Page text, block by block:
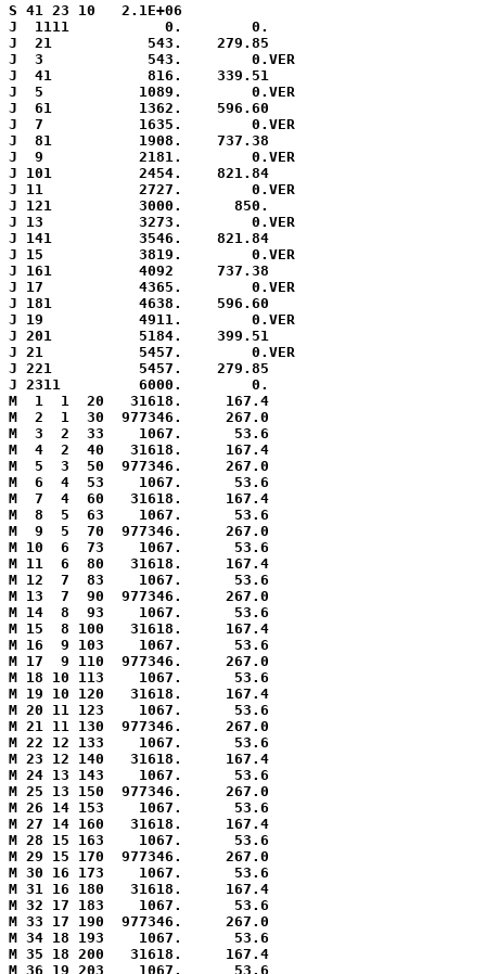
S 41 23 10   2.1E+06
J  1111           0.        0.
J  21           543.    279.85
J  3            543.        0.VER
J  41           816.    339.51
J  5           1089.        0.VER
J  61          1362.    596.60
J  7           1635.        0.VER
J  81          1908.    737.38
J  9           2181.        0.VER
J 101          2454.    821.84
J 11           2727.        0.VER
J 121          3000.      850.
J 13           3273.        0.VER
J 141          3546.    821.84
J 15           3819.        0.VER
J 161          4092     737.38
J 17           4365.        0.VER
J 181          4638.    596.60
J 19           4911.        0.VER
J 201          5184.    399.51
J 21           5457.        0.VER
J 221          5457.    279.85
J 2311         6000.        0.
M  1  1  20   31618.     167.4
M  2  1  30  977346.     267.0
M  3  2  33    1067.      53.6
M  4  2  40   31618.     167.4
M  5  3  50  977346.     267.0
M  6  4  53    1067.      53.6
M  7  4  60   31618.     167.4
M  8  5  63    1067.      53.6
M  9  5  70  977346.     267.0
M 10  6  73    1067.      53.6
M 11  6  80   31618.     167.4
M 12  7  83    1067.      53.6
M 13  7  90  977346.     267.0
M 14  8  93    1067.      53.6
M 15  8 100   31618.     167.4
M 16  9 103    1067.      53.6
M 17  9 110  977346.     267.0
M 18 10 113    1067.      53.6
M 19 10 120   31618.     167.4
M 20 11 123    1067.      53.6
M 21 11 130  977346.     267.0
M 22 12 133    1067.      53.6
M 23 12 140   31618.     167.4
M 24 13 143    1067.      53.6
M 25 13 150  977346.     267.0
M 26 14 153    1067.      53.6
M 27 14 160   31618.     167.4
M 28 15 163    1067.      53.6
M 29 15 170  977346.     267.0
M 30 16 173    1067.      53.6
M 31 16 180   31618.     167.4
M 32 17 183    1067.      53.6
M 33 17 190  977346.     267.0
M 34 18 193    1067.      53.6
M 35 18 200   31618.     167.4
M 36 19 203    1067.      53.6